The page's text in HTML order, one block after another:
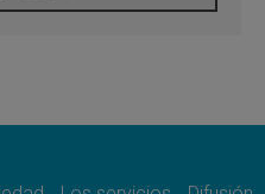
desfigura el mundo, solo la
del Evangelio